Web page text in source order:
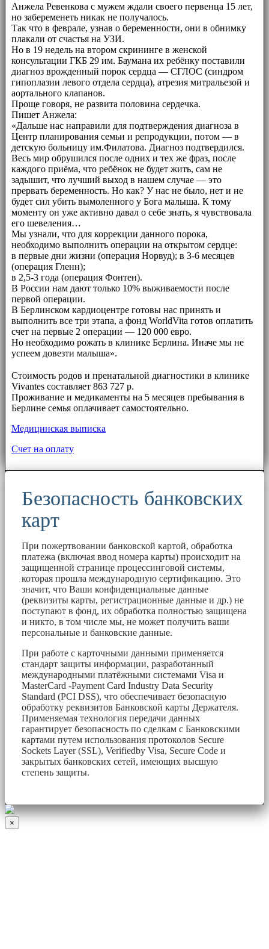
Анжела Ревенкова с мужем ждали своего первенца 15 лет,
но забеременеть никак не получалось.
Так что в феврале, узнав о беременности, они в обнимку
плакали от счастья на УЗИ.
Но в 19 недель на втором скрининге в женской
консультации ГКБ 29 им. Баумана их ребёнку поставили
диагноз врожденный порок сердца — СГЛОС (синдром
гипоплазии левого отдела сердца), атрезия митральезой и
аортального клапанов.
Проще говоря, не развита половина сердечка.
Пишет Анжела:
«Дальше нас направили для подтверждения диагноза в
Центр планирования семьи и репродукции, потом — в
детскую больницу им.Филатова. Диагноз подтвердился.
Весь мир обрушился после одних и тех же фраз, после
каждого приёма, что ребёнок не будет жить, сам не
задышит, что лучший выход в нашем случае — это
прервать беременность. Но как? У нас не было, нет и не
будет сил убить вымоленного у Бога малыша. К тому
моменту он уже активно давал о себе знать, я чувствовала
его шевеления…
Мы узнали, что для коррекции данного порока,
необходимо выполнить операции на открытом сердце:
в первые дни жизни (операция Норвуд); в 3-6 месяцев
(операция Гленн);
в 2,5-3 года (операция Фонтен).
В России нам дают только 10% выживаемости после
первой операции.
В Берлинском кардиоцентре готовы нас принять и
выполнить все три этапа, а фонд WorldVita готов оплатить
счет на первые 2 операции — 120 000 евро.
Но необходимо рожать в клинике Берлина. Иначе мы не
успеем довезти малыша».
Стоимость родов и пренатальной диагностики в клинике
Vivantes составляет 863 727 р.
Проживание и медикаменты на 5 месяцев пребывания в
Берлине семья оплачивает самостоятельно.
Медицинская выписка
Счет на оплату
Безопасность банковских
карт
При пожертвовании банковской картой, обработка
платежа (включая ввод номера карты) происходит на
защищенной странице процессинговой системы,
которая прошла международную сертификацию. Это
значит, что Ваши конфиденциальные данные
(реквизиты карты, регистрационные данные и др.) не
поступают в фонд, их обработка полностью защищена
и никто, в том числе мы, не может получить ваши
персональные и банковские данные.
При работе с карточными данными применяется
стандарт защиты информации, разработанный
международными платёжными системами Visa и
MasterCard -Payment Card Industry Data Security
Standard (PCI DSS), что обеспечивает безопасную
обработку реквизитов Банковской карты Держателя.
Применяемая технология передачи данных
гарантирует безопасность по сделкам с Банковскими
картами путем использования протоколов Secure
Sockets Layer (SSL), Verifiedby Visa, Secure Code и
закрытых банковских сетей, имеющих высшую
степень защиты.
×